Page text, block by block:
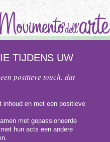
TIJDENS UW
positieve touch, dat
inhoud en met een positieve
met gepassioneerde
hun acts een andere